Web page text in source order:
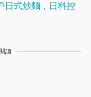
日式炒麵，日料控
讀